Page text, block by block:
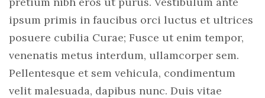
ipsum primis in faucibus orci luctus et ultrices
posuere cubilia Curae; Fusce ut enim tempor,
venenatis metus interdum, ullamcorper sem.
Pellentesque et sem vehicula, condimentum
velit malesuada, dapibus nunc. Duis vitae